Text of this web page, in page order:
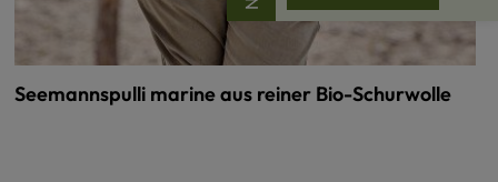
Seemannspulli marine aus reiner Bio-Schurwolle